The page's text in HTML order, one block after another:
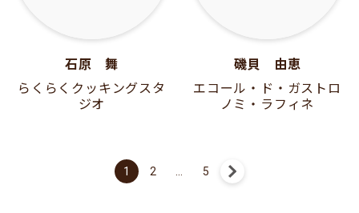
石原 舞
らくらくクッキングスタ
ジオ
磯貝 由恵
エコール・ド・ガストロ
ノミ・ラフィネ
1 2 5